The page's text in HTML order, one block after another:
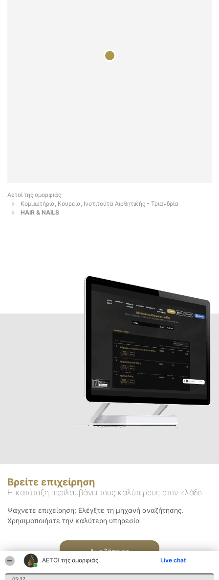
ΑΕΤΟΊ της ομορφιάς Live chat
Αετοί της ομορφιάς
Κομμωτήρια, Κουρεία, Ινστιτούτα Αισθητικής - Τριανδρία
HAIR & NAILS
Βρείτε επιχείρηση
Η κατάταξη περιλαμβάνει τους καλύτερους στον κλάδο
Ψάχνετε επιχείρηση; Ελέγξτε τη μηχανή αναζήτησης.
Χρησιμοποιήστε την καλύτερη υπηρεσία
Αναζήτηση